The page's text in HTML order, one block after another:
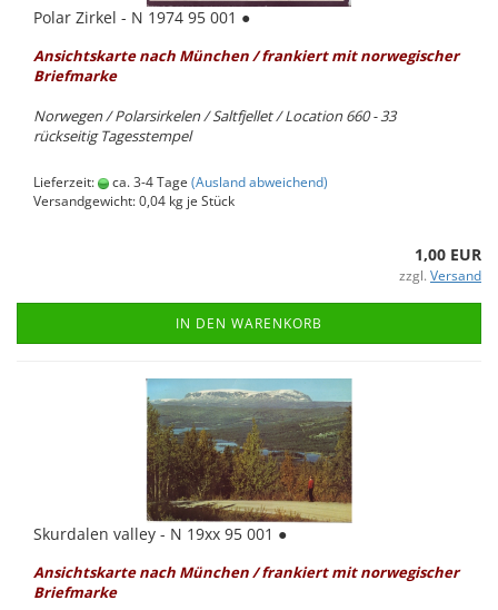
Polar Zir­kel - N 1974 95 001 ●
An­sichts­kar­tenach Mün­chen / fran­kiert mit nor­we­gi­scher
Brief­mar­ke
Nor­we­gen / Po­lar­sir­kel­en / Salt­fjel­let / Lo­ca­ti­on 660 - 33
rück­sei­tig Ta­ges­stem­pel
Lieferzeit: ca. 3-4 Tage (Ausland abweichend)
Versandgewicht:0,04 kg je Stück
1,00 EUR
zzgl. Versand
IN DEN WARENKORB
Skurdalen val­ley - N 19xx 95 001 ●
An­sichts­kar­te nach Mün­chen / fran­kiert mit nor­we­gi­scher
Brief­mar­ke